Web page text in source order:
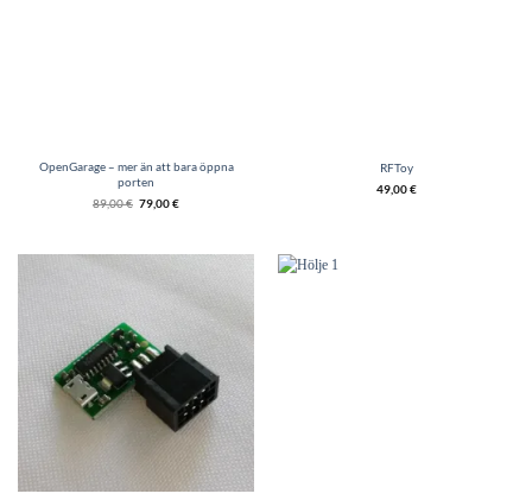
OpenGarage – mer än att bara öppna
porten
89,00€ Det
ursprungliga
79,00€Nypriset
RFToy
49,00€